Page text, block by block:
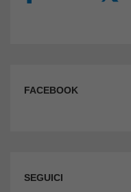
FACEBOOK
SEGUICI